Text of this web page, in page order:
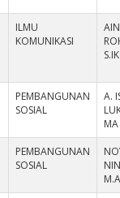
ILMU
KOMUNIKASI
PEMBANGUNAN
SOSIAL
A.
MA
PEMBANGUNAN
SOSIAL